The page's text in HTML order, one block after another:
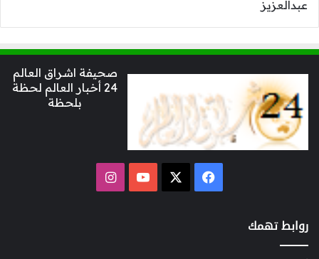
صحيفة اشراق العالم
24 أخبار العالم لحظة
بلحظة
فيسبوك ‫YouTubeانستقرام
روابط تهمك